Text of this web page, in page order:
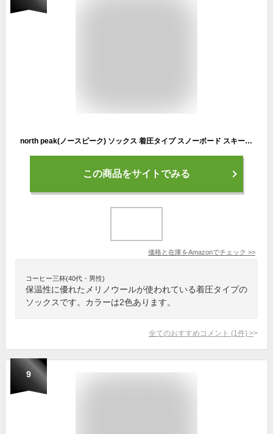
north peak(ノースピーク) ソックス 着圧タイプ スノーボード スキー 【メリノウール使用】 MP-685 BK 25-27cm
この商品をサイトでみる
価格と在庫をAmazonでチェック >>
コーヒー三杯(40代・男性)
保温性に優れたメリノウールが使われている着圧タイプの
ソックスです。カラーは2色あります。
全てのおすすめコメント (1 件) >
9